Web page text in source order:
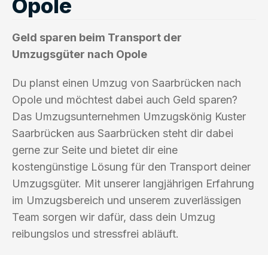
Opole
Geld sparen beim Transport der
Umzugsgüter nach Opole
Du planst einen Umzug von Saarbrücken nach
Opole und möchtest dabei auch Geld sparen?
Das Umzugsunternehmen Umzugskönig Kuster
Saarbrücken aus Saarbrücken steht dir dabei
gerne zur Seite und bietet dir eine
kostengünstige Lösung für den Transport deiner
Umzugsgüter. Mit unserer langjährigen Erfahrung
im Umzugsbereich und unserem zuverlässigen
Team sorgen wir dafür, dass dein Umzug
reibungslos und stressfrei abläuft.